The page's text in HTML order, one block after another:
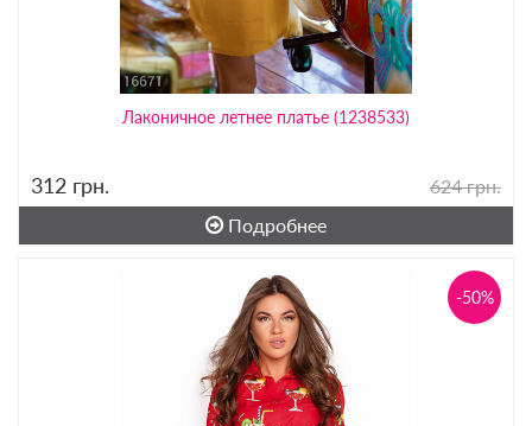
Лаконичное летнее платье (1238533)
312 грн.
624 грн.
Подробнее
-50%